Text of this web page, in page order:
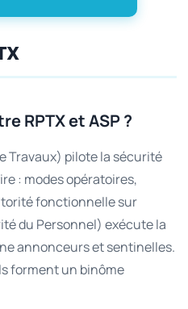
RPTX et ASP ?
Travaux) pilote la sécurité
: modes opératoires,
fonctionnelle sur
du Personnel) exécute la
annonceurs et sentinelles.
forment un binôme